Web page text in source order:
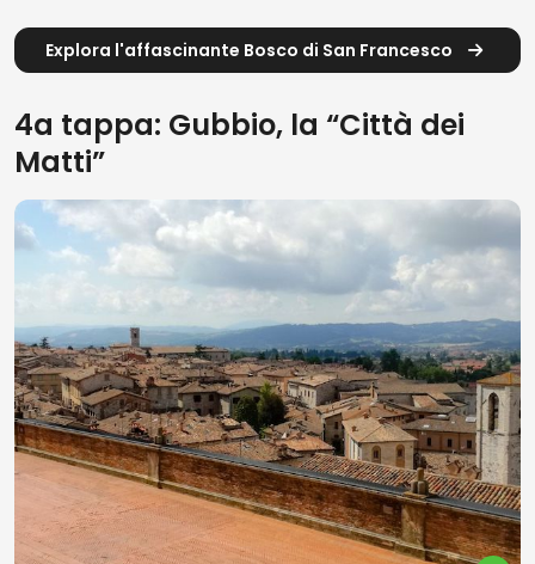
Explora l'affascinante Bosco di San Francesco
4a tappa: Gubbio, la “Città dei
Matti”